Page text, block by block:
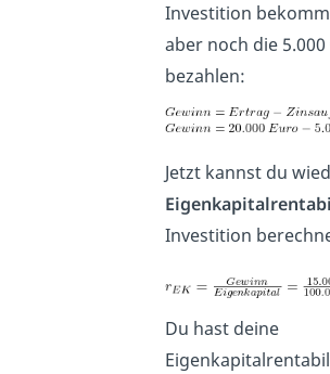
Investition
aber noch die
bezahlen:
Jetzt kannst du
Investition
Du hast deine